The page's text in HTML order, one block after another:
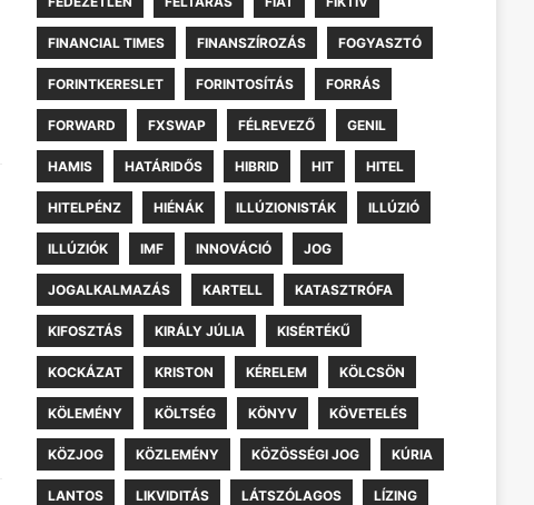
FINANCIAL TIMES FINANSZÍROZÁS FOGYASZTÓ
FORINTKERESLET FORINTOSÍTÁS FORRÁS
FORWARD FXSWAP FÉLREVEZŐ GENIL
HAMIS HATÁRIDŐS HIBRID HIT HITEL
HITELPÉNZ HIÉNÁK ILLÚZIONISTÁK ILLÚZIÓ
ILLÚZIÓK IMF INNOVÁCIÓ JOG
JOGALKALMAZÁS KARTELL KATASZTRÓFA
KIFOSZTÁS KIRÁLY JÚLIA KISÉRTÉKŰ
KOCKÁZAT KRISTON KÉRELEM KÖLCSÖN
KÖLEMÉNY KÖLTSÉG KÖNYV KÖVETELÉS
KÖZJOG KÖZLEMÉNY KÖZÖSSÉGI JOG KÚRIA
LANTOS LIKVIDITÁS LÁTSZÓLAGOS LÍZING